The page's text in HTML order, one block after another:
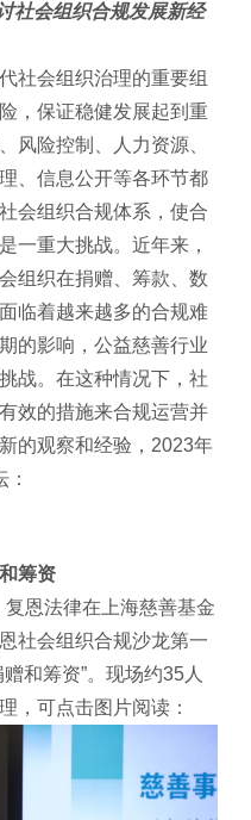
社会组织合规发展新经
社会组织治理的重要组
，保证稳健发展起到重
风险控制、人力资源、
、信息公开等各环节都
会组织合规体系，使合
一重大挑战。近年来，
组织在捐赠、筹款、数
临着越来越多的合规难
的影响，公益慈善行业
战。在这种情况下，社
效的措施来合规运营并
的观察和经验，2023年
筹资
恩法律在上海慈善基金
社会组织合规沙龙第一
和筹资”。现场约35人
，可点击图片阅读：